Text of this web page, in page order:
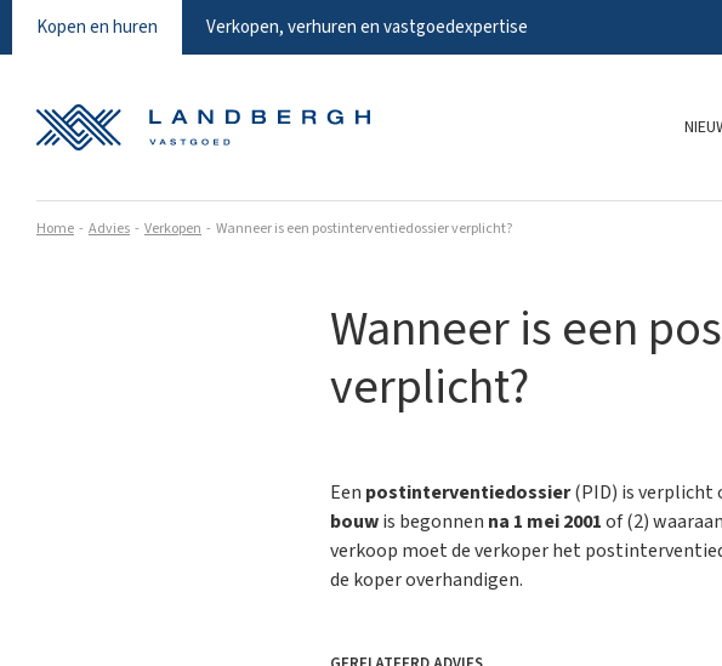
Kopen en huren Verkopen, verhuren en vastgoedexpertise
Home Advies Verkopen Wanneer is een postinterventiedossier verplicht?
Wanneer is een
verplicht?
Een postinterventiedossier(PID) is verplicht
bouwis begonnen na 1 mei 2001of (2) waaraan
verkoop moet de verkoper het
de koper overhandigen.